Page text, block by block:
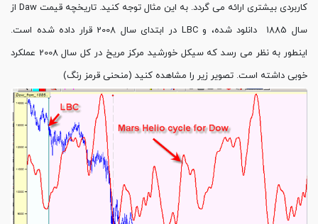
کاربردی بیشتری ارائه می گردد. به این مثال توجه کنید. تاریخچه قیمت Daw از
سال 1885 دانلود شده، و LBC در ابتدای سال 2008 قرار داده شده است.
اینطور به نظر می رسد که سیکل خورشید مرکز مریخ در کل سال 2008 عملکرد
خوبی داشته است. تصویر زیر را مشاهده کنید (منحنی قرمز رنگ)